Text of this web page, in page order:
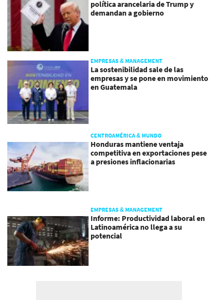
política arancelaria de Trump y
demandan a gobierno
EMPRESAS & MANAGEMENT
La sostenibilidad sale de las
empresas y se pone en movimiento
en Guatemala
CENTROAMÉRICA & MUNDO
Honduras mantiene ventaja
competitiva en exportaciones pese
a presiones inflacionarias
EMPRESAS & MANAGEMENT
Informe: Productividad laboral en
Latinoamérica no llega a su
potencial